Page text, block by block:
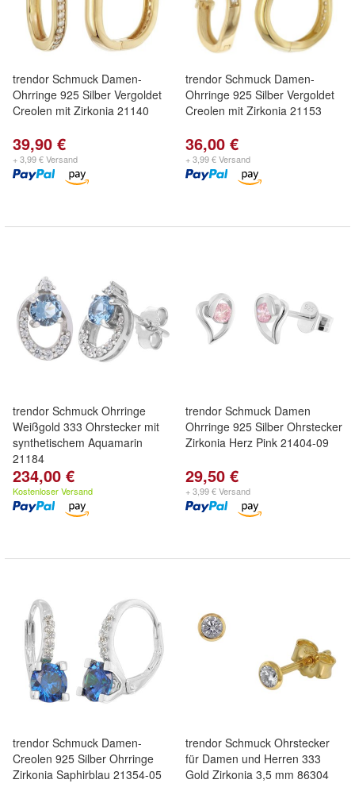
trendor Schmuck Damen-
Ohrringe 925 Silber Vergoldet
Creolen mit Zirkonia 21140
39,90 €
+ 3,99 € Versand
trendor Schmuck Damen-
Ohrringe 925 Silber Vergoldet
Creolen mit Zirkonia 21153
36,00 €
+ 3,99 € Versand
trendor Schmuck Ohrringe
Weißgold 333 Ohrstecker mit
synthetischem Aquamarin
21184
234,00 €
Kostenloser Versand
trendor Schmuck Damen
Ohrringe 925 Silber Ohrstecker
Zirkonia Herz Pink 21404-09
29,50 €
+ 3,99 € Versand
trendor Schmuck Damen-
Creolen 925 Silber Ohrringe
Zirkonia Saphirblau 21354-05
trendor Schmuck Ohrstecker
für Damen und Herren 333
Gold Zirkonia 3,5 mm 86304